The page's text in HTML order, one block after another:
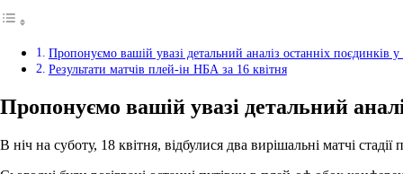
Пропонуємо вашій увазі детальний аналіз останніх поєдинків у
Результати матчів плей-ін НБА за 16 квітня
Пропонуємо вашій увазі детальний
В ніч на суботу, 18 квітня, відбулися два вирішальні матчі